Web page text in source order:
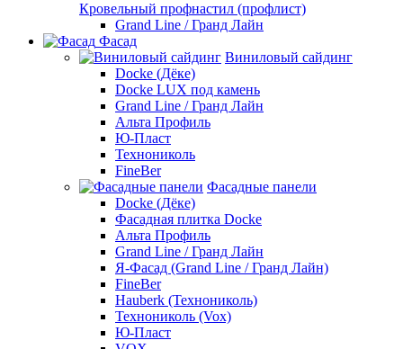
Кровельный профнастил (профлист)
Grand Line / Гранд Лайн
Фасад
Виниловый сайдинг
Docke (Дёке)
Docke LUX под камень
Grand Line / Гранд Лайн
Альта Профиль
Ю-Пласт
Технониколь
FineBer
Фасадные панели
Docke (Дёке)
Фасадная плитка Docke
Альта Профиль
Grand Line / Гранд Лайн
Я-Фасад (Grand Line / Гранд Лайн)
FineBer
Hauberk (Технониколь)
Технониколь (Vox)
Ю-Пласт